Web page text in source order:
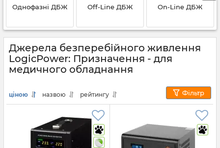
Однофазні ДБЖ Off-Line ДБЖ On-Line ДБЖ
Джерела безперебійного живлення
LogicPower: Призначення - для
медичного обладнання
ціною назвою рейтингу Фільтр